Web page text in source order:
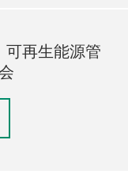
可再生能源管